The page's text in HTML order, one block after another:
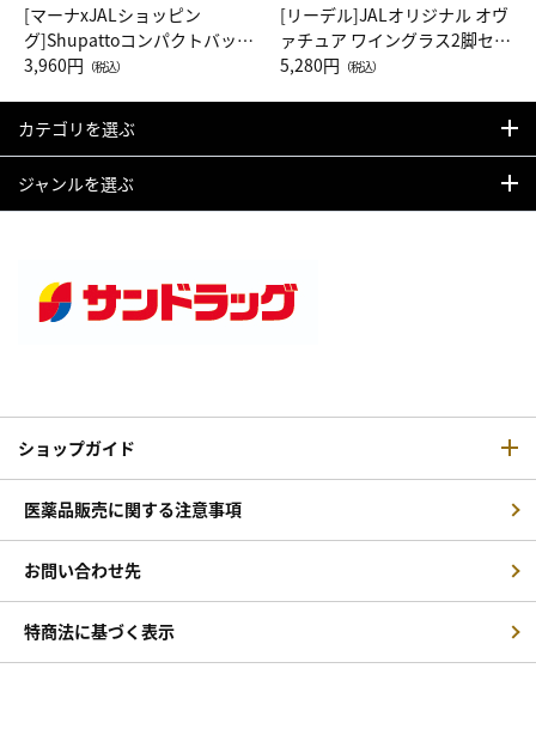
[マーナxJALショッピン
グ]Shupattoコンパクトバッグ
Drop JAL客室乗務員（LC）ス
3,960円 （税込）
[リーデル]JALオリジナル オヴ
ァチュア ワイングラス2脚セッ
ト（レッドワイン）
5,280円 （税込）
カテゴリを選ぶ
ジャンルを選ぶ
ショップガイド
医薬品販売に関する注意事項
お問い合わせ先
特商法に基づく表示